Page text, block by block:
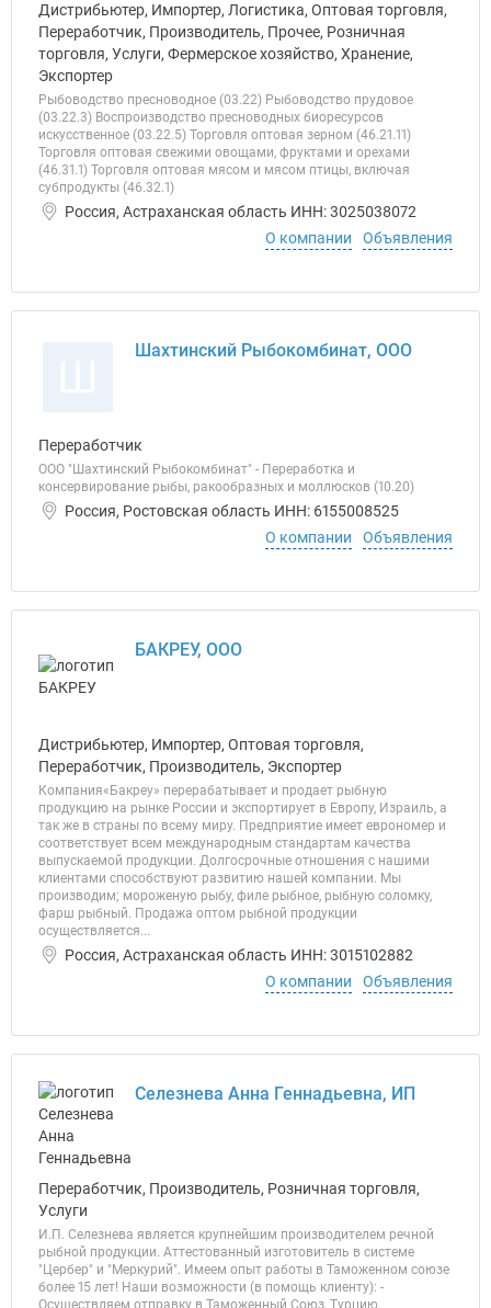
Дистрибьютер, Импортер, Логистика, Оптовая торговля,
Переработчик, Производитель, Прочее, Розничная
торговля, Услуги, Фермерское хозяйство, Хранение,
Экспортер
Рыбоводство пресноводное (03.22) Рыбоводство прудовое
(03.22.3) Воспроизводство пресноводных биоресурсов
искусственное (03.22.5) Торговля оптовая зерном (46.21.11)
Торговля оптовая свежими овощами, фруктами и орехами
(46.31.1) Торговля оптовая мясом и мясом птицы, включая
субпродукты (46.32.1)
Россия, Астраханская область ИНН: 3025038072
О компании
Объявления
Шахтинский Рыбокомбинат, ООО
Переработчик
ООО "Шахтинский Рыбокомбинат" - Переработка и
консервирование рыбы, ракообразных и моллюсков (10.20)
Россия, Ростовская область ИНН: 6155008525
О компании
Объявления
БАКРЕУ, ООО
Дистрибьютер, Импортер, Оптовая торговля,
Переработчик, Производитель, Экспортер
Компания«Бакреу» перерабатывает и продает рыбную
продукцию на рынке России и экспортирует в Европу, Израиль, а
так же в страны по всему миру. Предприятие имеет еврономер и
соответствует всем международным стандартам качества
выпускаемой продукции. Долгосрочные отношения с нашими
клиентами способствуют развитию нашей компании. Мы
производим; мороженую рыбу, филе рыбное, рыбную соломку,
фарш рыбный. Продажа оптом рыбной продукции
осуществляется...
Россия, Астраханская область ИНН: 3015102882
О компании
Объявления
Селезнева Анна Геннадьевна, ИП
Переработчик, Производитель, Розничная торговля,
Услуги
И.П. Селезнева является крупнейшим производителем речной
рыбной продукции. Аттестованный изготовитель в системе
"Цербер" и "Меркурий". Имеем опыт работы в Таможенном союзе
более 15 лет! Наши возможности (в помощь клиенту): -
Осуществляем отправку в Таможенный Союз, Турцию,